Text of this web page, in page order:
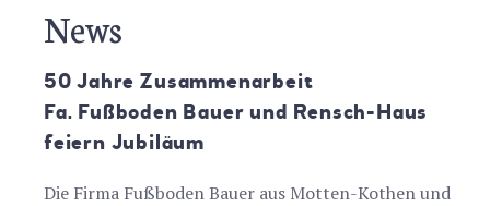
News
50 Jahre Zusammenarbeit
Fa. Fußboden Bauer und Rensch-Haus
feiern Jubiläum
Die Firma Fußboden Bauer aus Motten-Kothen und